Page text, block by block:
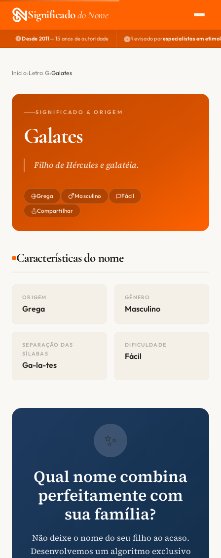
Significadodo Nome
EXPLORAR
NOME PERFEITO
Desde 2011— 15 anos de autoridade Revisado porespecialistas em
Início Letra G Galates
SIGNIFICADO & ORIGEM
Galates
Filho de Hércules e galatéia.
Grega Masculino Fácil
Compartilhar
Características do nome
ORIGEM
Grega
GÊNERO
Masculino
SEPARAÇÃO DAS
SÍLABAS
Ga-la-tes
DIFICULDADE
Fácil
✨
Qual nome combina
perfeitamente com
sua família?
Não deixe o nome do seu filho ao acaso.
Desenvolvemos um algoritmo exclusivo